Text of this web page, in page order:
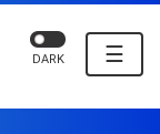
☰
DARK